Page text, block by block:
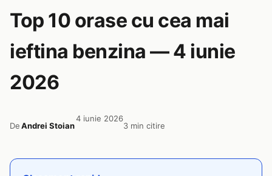
Top 10 orase cu cea mai
ieftina benzina — 4 iunie
2026
DeAndrei Stoian
4 iunie 2026
3 min citire